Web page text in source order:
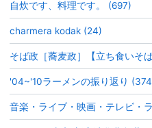
自炊です、料理です。 (697)
charmera kodak (24)
そば政［蕎麦政］【立ち食いそ
'04~'10ラーメンの振り返り
音楽・ライブ・映画・テレビ・